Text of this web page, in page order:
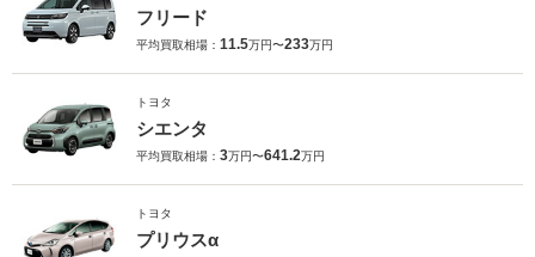
フリード
平均買取相場： 11.5万円〜233万円
トヨタ
シエンタ
平均買取相場： 3万円〜641.2万円
トヨタ
プリウスα